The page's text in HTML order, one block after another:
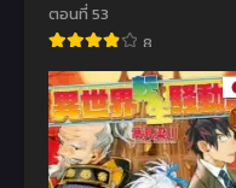
ตอนที่ 53
8